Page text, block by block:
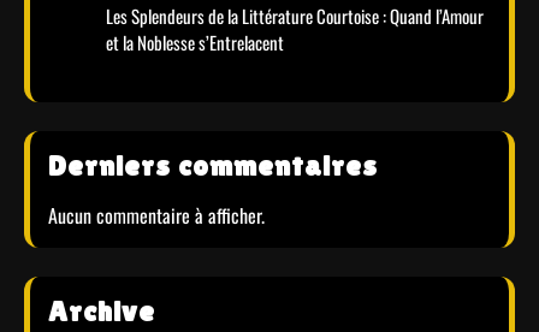
Les Splendeurs de la Littérature Courtoise : Quand l’Amour
et la Noblesse s’Entrelacent
Derniers commentaires
Aucun commentaire à afficher.
Archive